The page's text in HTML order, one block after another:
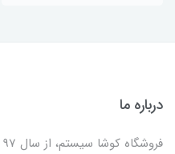
درباره ما